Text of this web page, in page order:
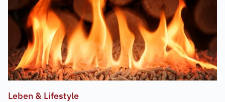
Leben & Lifestyle